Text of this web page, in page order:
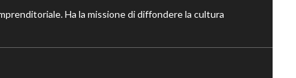
Ha la missione di diffondere la cultura